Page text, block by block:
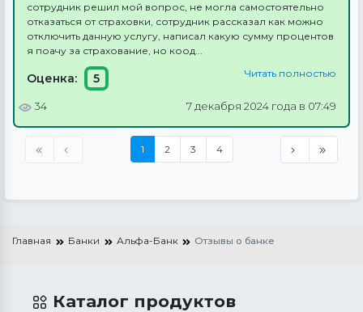
сотрудник решил мой вопрос, не могла самостоятельно
отказаться от страховки, сотрудник рассказал как можно
отключить данную услугу, написал какую сумму процентов
я поачу за страхование, но коод...
Оценка: 5 Читать полностью
34 7 декабря 2024 года в 07:49
1 2 3 4
Главная Банки Альфа-Банк Отзывы о банке
Каталог продуктов